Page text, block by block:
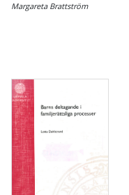
Margareta Brattström